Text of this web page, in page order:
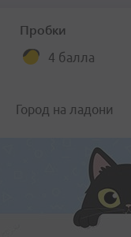
Пробки
4 балла
Город на ладони